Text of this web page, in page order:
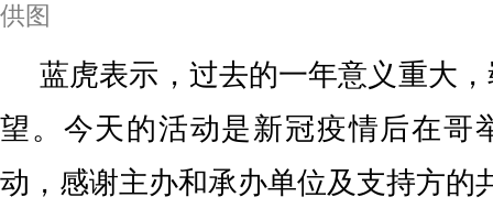
供图
蓝虎表示，过去的一年意义重大
望。今天的活动是新冠疫情后在哥
动，感谢主办和承办单位及支持方的